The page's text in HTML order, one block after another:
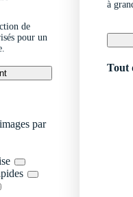
de
pour un
par
à
Tout